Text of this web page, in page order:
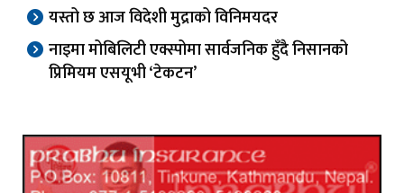
यस्तो छ आज विदेशी मुद्राको विनिमयदर
नाइमा मोबिलिटी एक्स्पोमा सार्वजनिक हुँदै निसानको
प्रिमियम एसयूभी ‘टेकटन’